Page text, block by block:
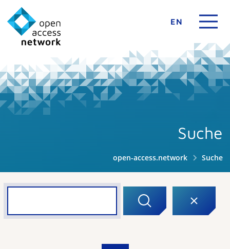
EN
Suche
open-access.network Suche